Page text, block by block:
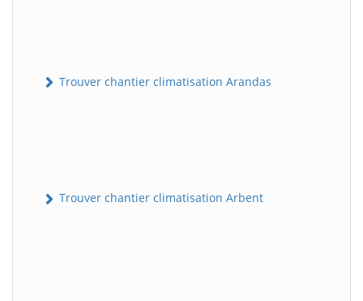
Trouver chantier climatisation Arandas
Trouver chantier climatisation Arbent